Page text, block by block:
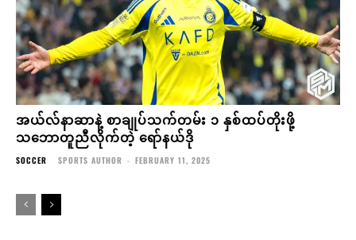
အယ်လ်နာဆာနဲ့ စာချုပ်သက်တမ်း ၁ နှစ်ထပ်တိုးဖို့
သဘောတူညီလိုက်တဲ့ ရော်နယ်ဒို
SOCCER SPORTS AUTHOR - FEBRUARY 11, 2025